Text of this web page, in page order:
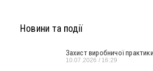
Новини та події
Захист виробничої практики
10.07.2026 16:29